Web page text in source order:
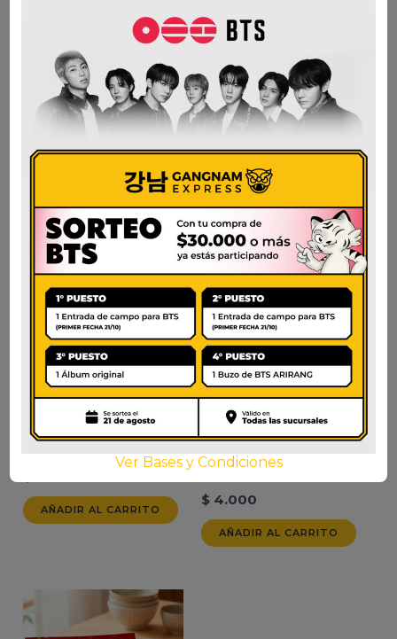
NONGSHIM SOON
3.400
AÑADIR AL CARRITO
SAMYANG
CARBONARA POLLO
PICANTE
$ 3.500
AÑADIR AL CARRITO
AÑADIR AL CARRITO
WANG TUKONG
ORIGINAL
$4.000
AÑADIR AL CARRITO
Ver Bases y Condiciones